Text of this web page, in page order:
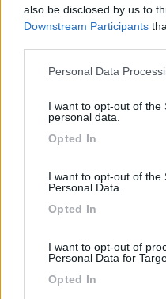
also be disclosed by us to
Downstream Participants
Please note that this
not limited to your visit or
use your data for below
Personal Data
I want to opt-out of the
personal data.
Opted In
I want to opt-out of the
Personal Data.
Opted In
I want to opt-out of
Personal Data for
Opted In
Anche noi siamo stati in
nostro. Il pagamento non
(momentaneamente
situata in testa ai parcheggi,
fermarti subito, fare il
biglietto costa 10€ per 24h.
Gegè (e non Gege01!) su Boeing
Modificato da Gege01 il 20/09/
emiliano69
1230
Grazie dei consigli, penso